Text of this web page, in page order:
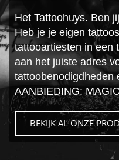
Het Tattoohuys. Ben
Heb je je eigen
tattooartiesten in een
aan het juiste adres
tattoobenodigdheden
AANBIEDING:
BEKIJK AL ONZE